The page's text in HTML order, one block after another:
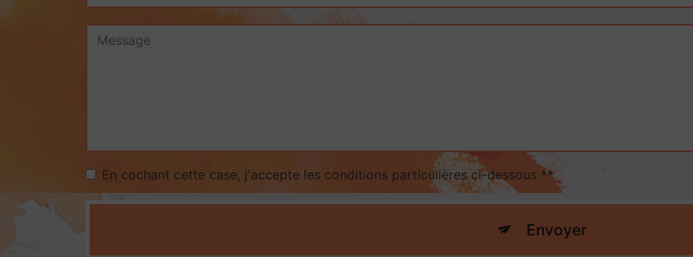
En cochant cette case, j'accepte les conditions particulières ci-dessous **
Envoyer